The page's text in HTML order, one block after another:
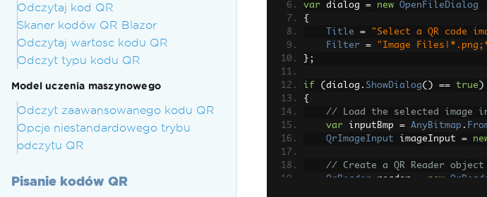
Odczytaj kod QR
Skaner kodów QR Blazor
Odczytaj wartosc kodu QR
Odczyt typu kodu QR
Model uczenia maszynowego
Odczyt zaawansowanego kodu QR
Opcje niestandardowego trybu
odczytu QR
Pisanie kodów QR
var dialog = new
OpenFileDialog
{
Title
= "Select a QR code
Filter
=
"Image
};
if ( dialog . ShowDialog() == true )
{
// Load the selected image
var inputBmp = AnyBitmap .
QrImageInput imageInput =
// Create a QR Reader object
QrReader reader new